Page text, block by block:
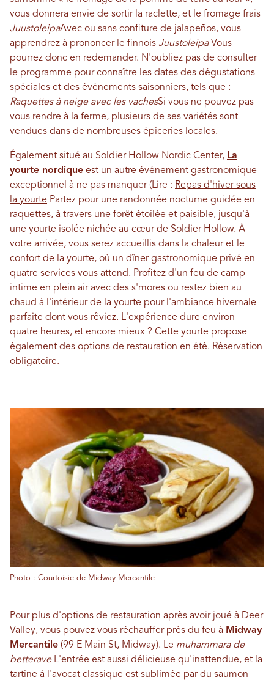
vous donnera envie de sortir la raclette, et le fromage frais
JuustoleipaAvec ou sans confiture de jalapeños, vous
apprendrez à prononcer le finnois JuustoleipaVous
pourrez donc en redemander. N'oubliez pas de consulter
le programme pour connaître les dates des dégustations
spéciales et des événements saisonniers, tels que :
Raquettes à neige avec les vachesSi vous ne pouvez pas
vous rendre à la ferme, plusieurs de ses variétés sont
vendues dans de nombreuses épiceries locales.
Également situé au Soldier Hollow Nordic Center, La
yourte nordique est un autre événement gastronomique
exceptionnel à ne pas manquer (Lire : Repas d'hiver sous
la yourte Partez pour une randonnée nocturne guidée en
raquettes, à travers une forêt étoilée et paisible, jusqu'à
une yourte isolée nichée au cœur de Soldier Hollow. À
votre arrivée, vous serez accueillis dans la chaleur et le
confort de la yourte, où un dîner gastronomique privé en
quatre services vous attend. Profitez d'un feu de camp
intime en plein air avec des s'mores ou restez bien au
chaud à l'intérieur de la yourte pour l'ambiance hivernale
parfaite dont vous rêviez. L'expérience dure environ
quatre heures, et encore mieux ? Cette yourte propose
également des options de restauration en été. Réservation
obligatoire.
Photo : Courtoisie de Midway Mercantile
Pour plus d'options de restauration après avoir joué à Deer
Valley, vous pouvez vous réchauffer près du feu à Midway
Mercantile (99 E Main St, Midway). Le muhammara de
betteraveL'entrée est aussi délicieuse qu'inattendue, et la
tartine à l'avocat classique est sublimée par du saumon